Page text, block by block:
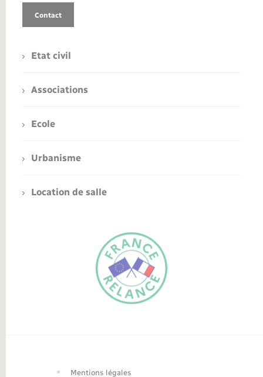
Contact
Etat civil
Associations
Ecole
Urbanisme
Location de salle
Mentions légales